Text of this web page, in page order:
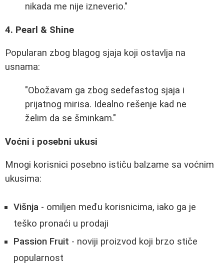
nikada me nije izneverio."
4. Pearl & Shine
Popularan zbog blagog sjaja koji ostavlja na
usnama:
"Obožavam ga zbog sedefastog sjaja i
prijatnog mirisa. Idealno rešenje kad ne
želim da se šminkam."
Voćni i posebni ukusi
Mnogi korisnici posebno ističu balzame sa voćnim
ukusima:
Višnja - omiljen među korisnicima, iako ga je
teško pronaći u prodaji
Passion Fruit - noviji proizvod koji brzo stiče
popularnost